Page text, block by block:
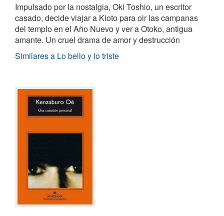
Impulsado por la nostalgia, Oki Toshio, un escritor
casado, decide viajar a Kioto para oir las campanas
del templo en el Año Nuevo y ver a Otoko, antigua
amante. Un cruel drama de amor y destrucción
Similares a Lo bello y lo triste